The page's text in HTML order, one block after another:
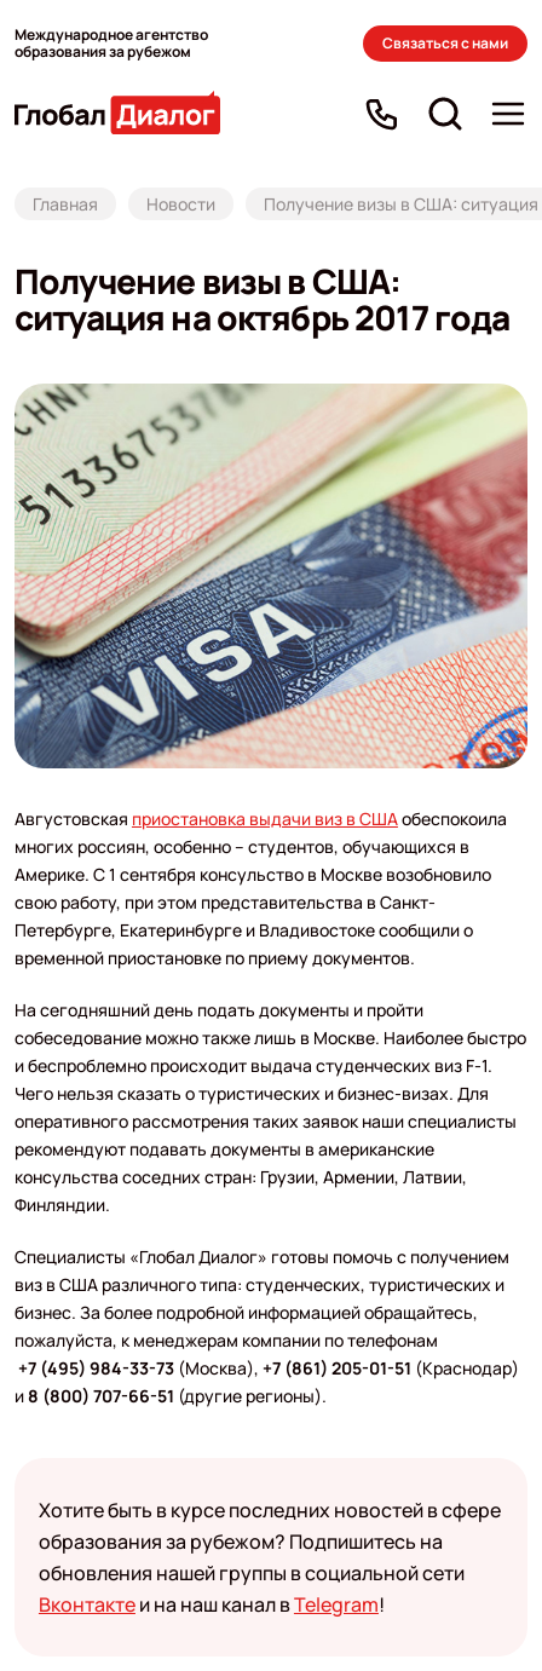
Международное агентство
образования за рубежом
Связаться с нами
Главная Новости Получение визы в США: ситуация
Получение визы в США:
ситуация на октябрь 2017 года
Августовская приостановка выдачи виз в СШАобеспокоила
многих россиян, особенно – студентов, обучающихся в
Америке. С 1 сентября консульство в Москве возобновило
свою работу, при этом представительства в Санкт-
Петербурге, Екатеринбурге и Владивостоке сообщили о
временной приостановке по приему документов.
На сегодняшний день подать документы и пройти
собеседование можно также лишь в Москве. Наиболее быстро
и беспроблемно происходит выдача студенческих виз F-1.
Чего нельзя сказать о туристических и бизнес-визах. Для
оперативного рассмотрения таких заявок наши специалисты
рекомендуют подавать документы в американские
консульства соседних стран: Грузии, Армении, Латвии,
Финляндии.
Специалисты «Глобал Диалог» готовы помочь с получением
виз в США различного типа: студенческих, туристических и
бизнес. За более подробной информацией обращайтесь,
пожалуйста, к менеджерам компании по телефонам
+7 (495) 984-33-73(Москва), +7 (861) 205-01-51 (Краснодар)
и8 (800) 707-66-51 (другие регионы).
Хотите быть в курсе последних новостей в сфере
образования за рубежом? Подпишитесь на
обновления нашей группы в социальной сети
Вконтактеи на наш канал вTelegram!